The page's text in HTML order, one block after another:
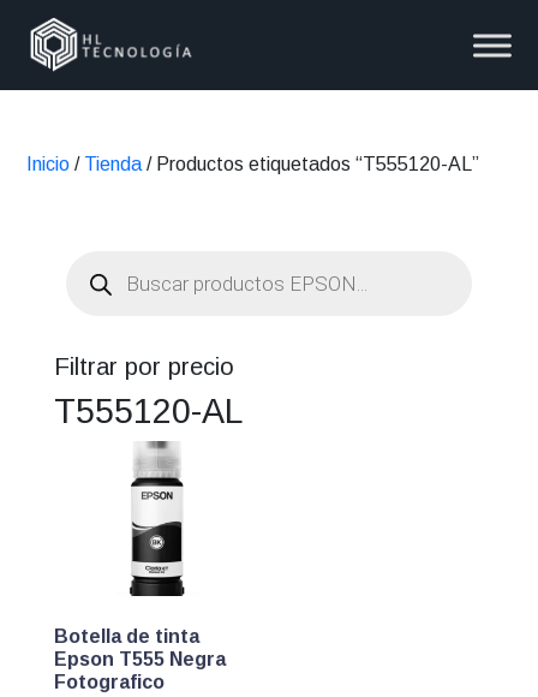
Inicio / Tienda / Productos etiquetados “T555120-AL”
productos
Filtrar por precio
T555120-AL
Botella de tinta
Epson T555 Negra
Fotografico